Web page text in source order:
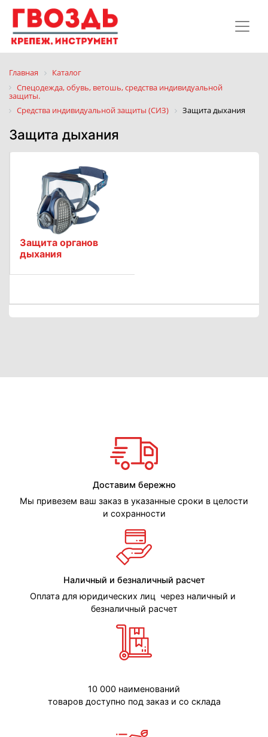
Главная
Каталог
Спецодежда, обувь, ветошь, средства индивидуальной
защиты.
Средства индивидуальной защиты (СИЗ)
Защита дыхания
Защита дыхания
Защита органов
дыхания
Доставим бережно
Мы привезем ваш заказ в указанные сроки в целости
и сохранности
Наличный и безналичный расчет
Оплата для юридических лиц через наличный и
безналичный расчет
10 000 наименований
товаров доступно под заказ и со склада